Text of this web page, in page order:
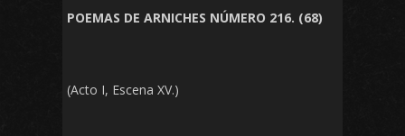
POEMAS DE ARNICHES NÚMERO 216. (68)
(Acto I, Escena XV.)